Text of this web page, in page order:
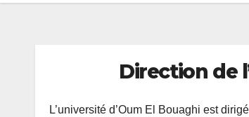
Direction de
L’université d’Oum El Bouaghi est